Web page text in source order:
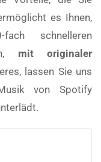
es Ihnen,
schnelleren
mit originaler
lassen Sie uns
von Spotify